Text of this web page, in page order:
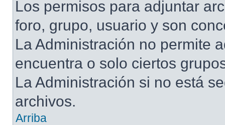
Los permisos para adjuntar
foro, grupo, usuario y son
La Administración no permite
encuentra o solo ciertos
La Administración si no está
archivos.
Arriba